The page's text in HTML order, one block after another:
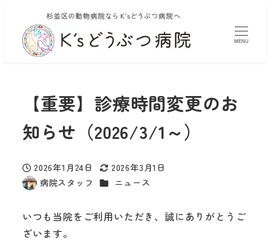
MENU
【重要】診療時間変更のお
知らせ（2026/3/1～）
投稿日
2026年1月24日
更新日
2026年3月1日
著
病院スタッフ カテゴリー
ニュース
いつも当院をご利用いただき、誠にありがとうご
ざいます。